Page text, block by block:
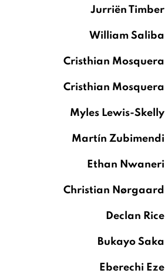
Jurriën Timber
William Saliba
Cristhian Mosquera
Cristhian Mosquera
Myles Lewis-Skelly
Martín Zubimendi
Ethan Nwaneri
Christian Nørgaard
Declan Rice
Bukayo Saka
Eberechi Eze